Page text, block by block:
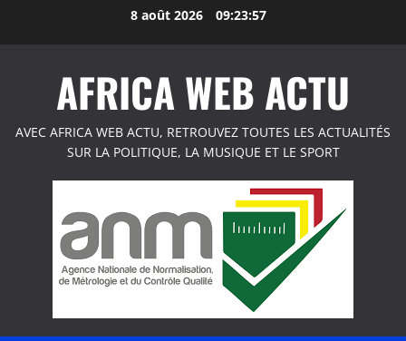
8 août 2026 09:23:57
AFRICA WEB ACTU
AVEC AFRICA WEB ACTU, RETROUVEZ TOUTES LES ACTUALITÉS
SUR LA POLITIQUE, LA MUSIQUE ET LE SPORT